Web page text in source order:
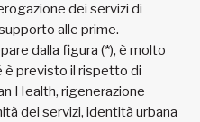
dei servizi di
alle prime.
dalla figura (*), è molto
è previsto il rispetto di
Health, rigenerazione
dei servizi, identità urbana